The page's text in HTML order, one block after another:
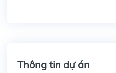
Thông tin dự án